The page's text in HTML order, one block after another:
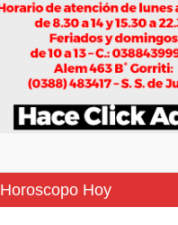
Horoscopo Hoy